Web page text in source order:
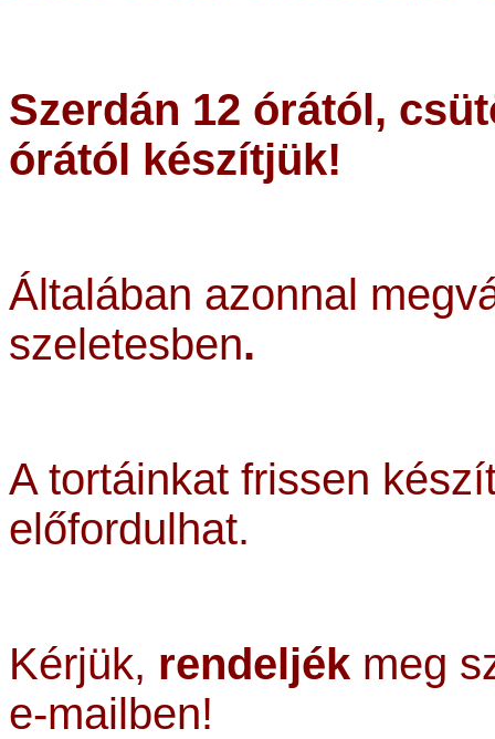
Szerdán 12 órától,
órától készítjük!
Általában azonnal
szeletesben.
A tortáinkat frissen
előfordulhat.
Kérjük, rendeljék meg
e-mailben!